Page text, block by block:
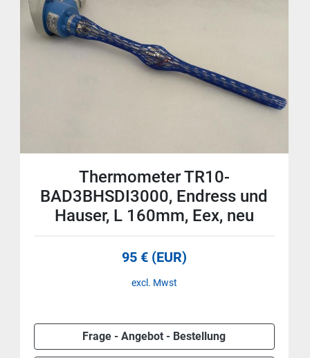
Thermometer TR10-
BAD3BHSDI3000, Endress und
Hauser, L 160mm, Eex, neu
95 € (EUR)
excl. Mwst
Frage - Angebot - Bestellung